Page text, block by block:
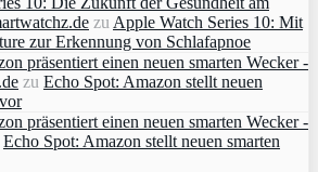
zu Apple Watch Series 10: Mit
zur Erkennung von Schlafapnoe
präsentiert einen neuen smarten Wecker -
zu Echo Spot: Amazon stellt neuen
präsentiert einen neuen smarten Wecker -
Echo Spot: Amazon stellt neuen smarten